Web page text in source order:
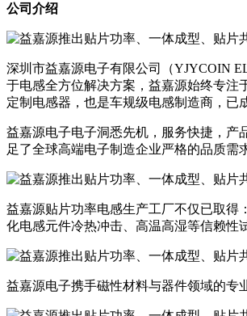
公司介绍
深圳市益嘉源电子有限公司（YJYCOIN
于电感全方位解决方案，益嘉源始终专注
定制电感器，也是车规级电感制造商，已
益嘉源电子电子洞悉先机，服务快捷，产
足了全球高端电子制造企业严格的品质需
益嘉源贴片功率电感生产工厂不仅已取得
化电感元件冷热冲击、高温高湿等信赖性
益嘉源电子携手磁性材料与器件领域的专